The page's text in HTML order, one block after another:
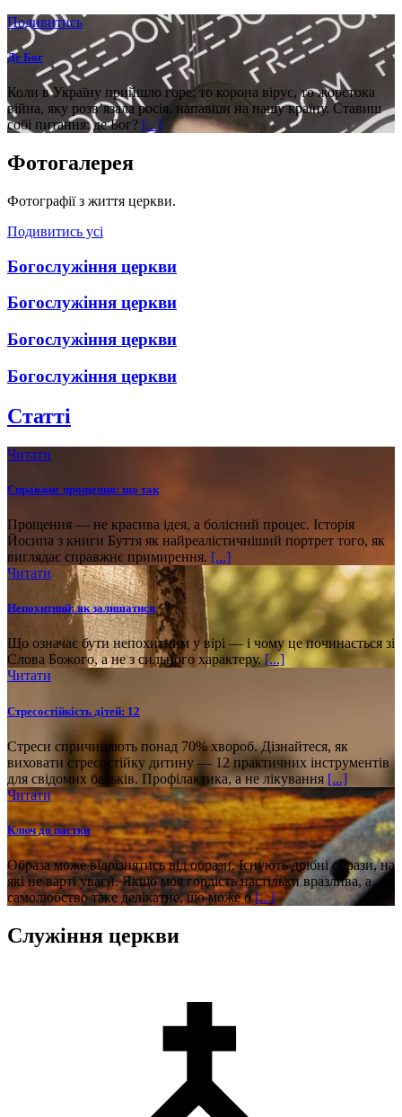
Подивитись
Де Бог
Коли в Україну прийшло горе: то корона вірус, то жорстока
війна, яку розв’язала росія, напавши на нашу країну. Ставиш
собі питання: де Бог? [...]
Фотогалерея
Фотографії з життя церкви.
Подивитись усі
Богослужіння церкви
Богослужіння церкви
Богослужіння церкви
Богослужіння церкви
Статті
Читати
Справжнє прощення: що так
Прощення — не красива ідея, а болісний процес. Історія
Йосипа з книги Буття як найреалістичніший портрет того, як
виглядає справжнє примирення. [...]
Читати
Непохитний: як залишатися
Що означає бути непохитним у вірі — і чому це починається зі
Слова Божого, а не з сильного характеру.[...]
Читати
Стресостійкість дітей: 12
Стреси спричиняють понад 70% хвороб. Дізнайтеся, як
виховати стресостійку дитину — 12 практичних інструментів
для свідомих батьків. Профілактика, а не лікування [...]
Читати
Ключ до пастки
Образа може відрізнятись від образи. Існують дрібні образи, на
які не варті уваги. Якщо моя гордість настільки вразлива, а
самолюбство таке делікатне, що може о[...]
Служіння церкви